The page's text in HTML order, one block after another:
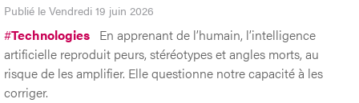
Publié le Vendredi 19 juin 2026
#Technologies En apprenant de l’humain, l’intelligence
artificielle reproduit peurs, stéréotypes et angles morts, au
risque de les amplifier. Elle questionne notre capacité à les
corriger.